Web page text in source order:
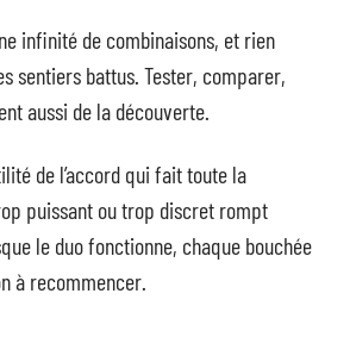
infinité de combinaisons, et rien
sentiers battus. Tester, comparer,
aussi de la découverte.
de l’accord qui fait toute la
puissant ou trop discret rompt
le duo fonctionne, chaque bouchée
à recommencer.